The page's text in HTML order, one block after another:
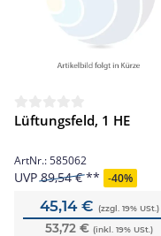
Lüftungsfeld, 1 HE
ArtNr.: 585062
UVP89,54 € -40%
45,14 € (zzgl. 19% USt.)
53,72 € (inkl. 19% USt.)